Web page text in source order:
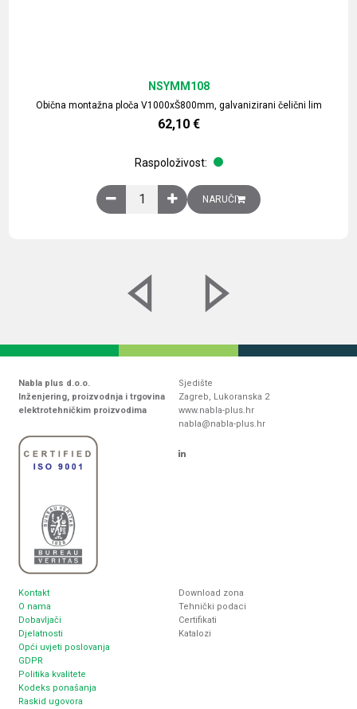
Obična montažna ploča V1000xŠ800mm, galvanizirani čelični lim
NSYMM108
62,10 €
Raspoloživost:
Obična montažna ploča V1000xŠ800mm,
NARUČI
Nabla plus d.o.o.
Inženjering, proizvodnja i trgovina
elektrotehničkim proizvodima
Sjedište
Zagreb, Lukoranska 2
www.nabla-plus.hr
nabla@nabla-plus.hr
Kontakt
O nama
Dobavljači
Djelatnosti
Opći uvjeti poslovanja
GDPR
Politika kvalitete
Kodeks ponašanja
Raskid ugovora
Download zona
Tehnički podaci
Certifikati
Katalozi